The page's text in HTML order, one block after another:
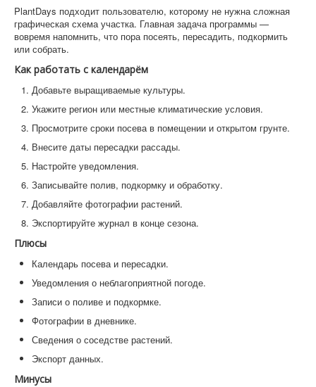
PlantDays подходит пользователю, которому не нужна сложная
графическая схема участка. Главная задача программы —
вовремя напомнить, что пора посеять, пересадить, подкормить
или собрать.
Как работать с календарём
Добавьте выращиваемые культуры.
Укажите регион или местные климатические условия.
Просмотрите сроки посева в помещении и открытом грунте.
Внесите даты пересадки рассады.
Настройте уведомления.
Записывайте полив, подкормку и обработку.
Добавляйте фотографии растений.
Экспортируйте журнал в конце сезона.
Плюсы
Календарь посева и пересадки.
Уведомления о неблагоприятной погоде.
Записи о поливе и подкормке.
Фотографии в дневнике.
Сведения о соседстве растений.
Экспорт данных.
Минусы